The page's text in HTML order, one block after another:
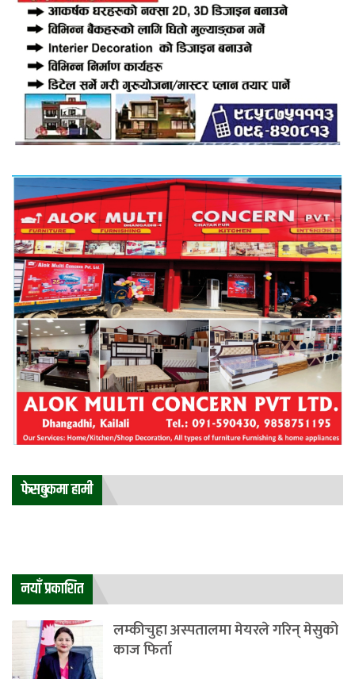
फेसबुकमा हामी
नयाँ प्रकाशित
लम्कीचुहा अस्पतालमा मेयरले गरिन् मेसुको
काज फिर्ता